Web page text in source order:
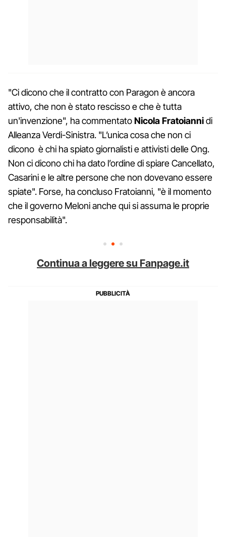
"Ci dicono che il contratto con Paragon è ancora
attivo, che non è stato rescisso e che è tutta
un'invenzione", ha commentatoNicola Fratoiannidi
Alleanza Verdi-Sinistra. "L’unica cosa che non ci
dicono è chi ha spiato giornalisti e attivisti delle Ong.
Non ci dicono chi ha dato l’ordine di spiare Cancellato,
Casarini e le altre persone che non dovevano essere
spiate". Forse, ha concluso Fratoianni, "è il momento
che il governo Meloni anche qui si assuma le proprie
responsabilità".
Continua a leggere su Fanpage.it